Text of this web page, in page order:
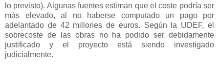
lo previsto). Algunas fuentes estiman que el coste podría ser
más elevado, al no haberse computado un pago por
adelantado de 42 millones de euros. Según la UDEF, el
sobrecoste de las obras no ha podido ser debidamente
justificado y el proyecto está siendo investigado
judicialmente.